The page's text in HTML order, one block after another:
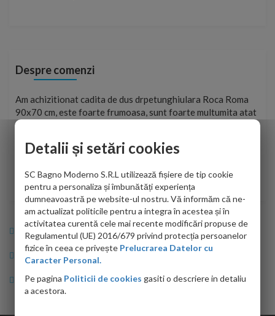
Despre comenzi
Am achizitionat cadita de dus drpetunghiulara Roca Roma
90x70 cm, este foarte frumoasa, sunt foarte multumita atat
de personalul firmei dvs. cu care am colaborat in obtinerea
adus coletul in siguranta.Numai bine, va doresc!
Sofrone Viviana -28.07.2026
Info Bagno
Cumparaturi
Suport clienti
Detalii și setări cookies
SC Bagno Moderno S.R.L utilizează fișiere de tip cookie
pentru a personaliza și îmbunătăți experiența
dumneavoastră pe website-ul nostru. Vă informăm că ne-
am actualizat politicile pentru a integra în acestea și în
activitatea curentă cele mai recente modificări propuse de
Regulamentul (UE) 2016/679 privind protecția persoanelor
fizice în ceea ce privește Prelucrarea Datelor cu
Caracter Personal.
Pe pagina Politicii de cookies gasiti o descriere in detaliu
a acestora.